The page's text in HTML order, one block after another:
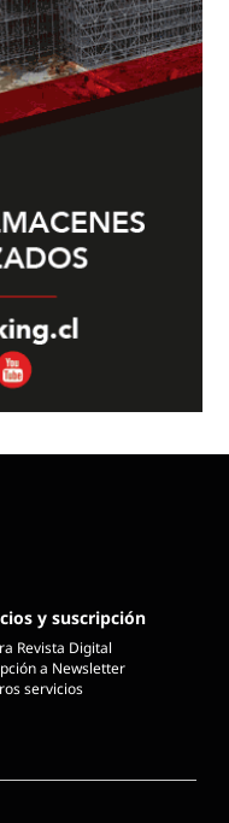
y suscripción
Revista Digital
a Newsletter
servicios